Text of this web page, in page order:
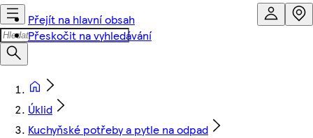
Přejít na hlavní obsah
Přeskočit na vyhledávání
Úklid
Kuchyňské potřeby a pytle na odpad